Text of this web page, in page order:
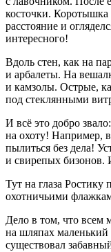
косточки. Коротышка
расстояние и
интересного!
Вдоль стен, как на
и арбалеты. На
и камзолы. Острые,
под стеклянными
И всё это добро
на охоту! Например,
пылиться без дела!
и свирепых бизонов.
Тут на глаза Ростику
охотничьими
Дело в том, что всем
на шляпах
существовал